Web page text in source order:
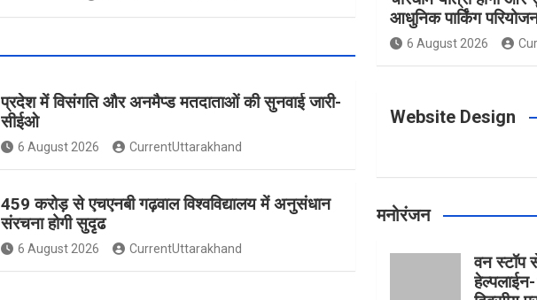
प्रदेश में विसंगति और अनमैप्ड मतदाताओं की सुनवाई जारी-
सीईओ
6 August 2026 CurrentUttarakhand
459 करोड़ से एचएनबी गढ़वाल विश्वविद्यालय में अनुसंधान
संरचना होगी सुदृढ
6 August 2026 CurrentUttarakhand
k a
आधुनिक पार्किंग
6 August 2026
Website Design
मनोरंजन
वन स्टॉप